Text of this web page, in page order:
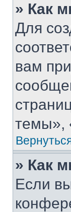
» Как
Для
вам
темы»,
» Как
Если